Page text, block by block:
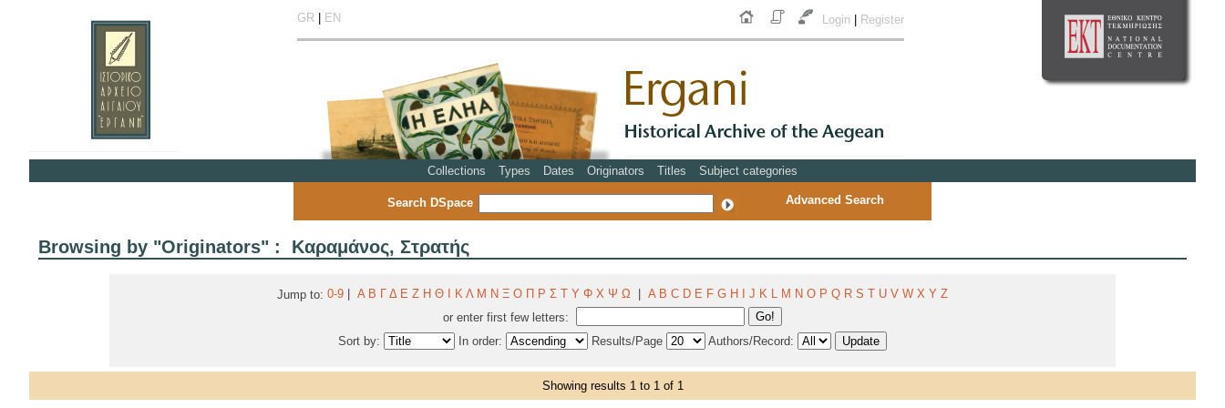
GR| EN Login Register
Collections Types Dates Originators Titles Subject categories
Search DSpace Advanced Search
Browsing by "Originators" : Καραμάνος, Στρατής
Jump to: 0-9 Α Β Γ Δ Ε Ζ Η Θ Κ Λ Μ Ν Ξ Ο Π Ρ Σ Τ Υ Φ Χ Ψ Ω A B C D E F G H J K L M N O P Q R S T U V W X Y Z
or enter first few letters:
Sort by:
In order: Results/Page Authors/Record:
Showing results 1 to 1 of 1